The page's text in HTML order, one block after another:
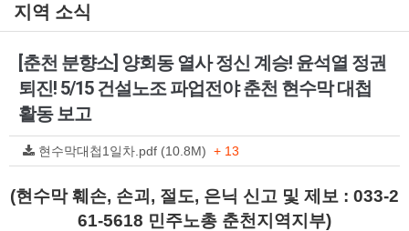
지역 소식
[춘천 분향소] 양회동 열사 정신 계승! 윤석열 정권
퇴진! 5/15 건설노조 파업전야 춘천 현수막 대첩
활동 보고
현수막대첩1일차.pdf (10.8M) + 13
(현수막 훼손, 손괴, 절도, 은닉 신고 및 제보 : 033-2
61-5618 민주노총 춘천지역지부)